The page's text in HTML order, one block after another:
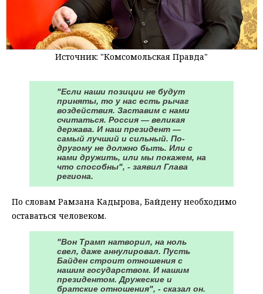
Источник: "Комсомольская Правда"
"Если наши позиции не будут
приняты, то у нас есть рычаг
воздействия. Заставим с нами
считаться. Россия — великая
держава. И наш президент —
самый лучший и сильный. По-
другому не должно быть. Или с
нами дружить, или мы покажем, на
что способны", - заявил Глава
региона.
По словам Рамзана Кадырова, Байдену необходимо
оставаться человеком.
"Вон Трамп натворил, на ноль
свел, даже аннулировал. Пусть
Байден строит отношения с
нашим государством. И нашим
президентом. Дружеские и
братские отношения", - сказал он.